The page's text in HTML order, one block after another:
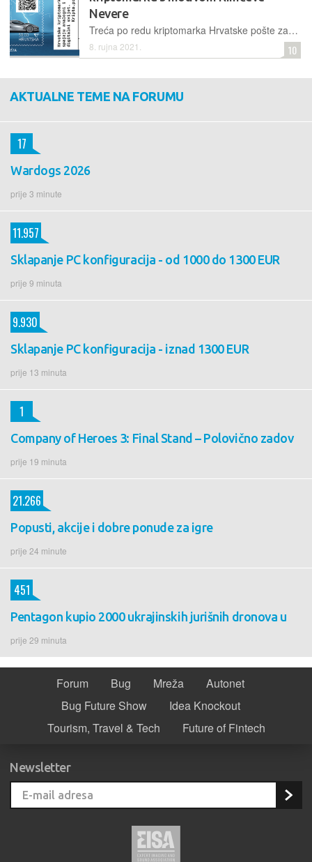
Nevere
Treća po redu kriptomarka Hrvatske pošte zapisana na blockchainu bit će puštena u optjecaj 9. rujna, povodom Dana marke. Digitalni kolekcionari imat će na odabir pet varijanti
8. rujna 2021. 10
AKTUALNE TEME NA FORUMU
Wardogs 2026
prije 3 minute
17
Sklapanje PC konfiguracija - od 1000 do 1300 EUR
prije 9 minuta
11.957
Sklapanje PC konfiguracija - iznad 1300 EUR
prije 13 minuta
9.930
Company of Heroes 3: Final Stand – Polovično zadov
prije 19 minuta
1
Popusti, akcije i dobre ponude za igre
prije 24 minute
21.266
Pentagon kupio 2000 ukrajinskih jurišnih dronova u
prije 29 minuta
451
Forum Bug Mreža
Autonet
Bug Future Show
Idea Knockout
Tourism, Travel & Tech
Future of Fintech
Newsletter